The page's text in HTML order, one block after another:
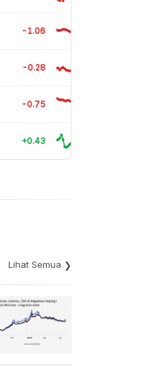
-1.06
-0.28
-0.75
+0.43
Lihat Semua